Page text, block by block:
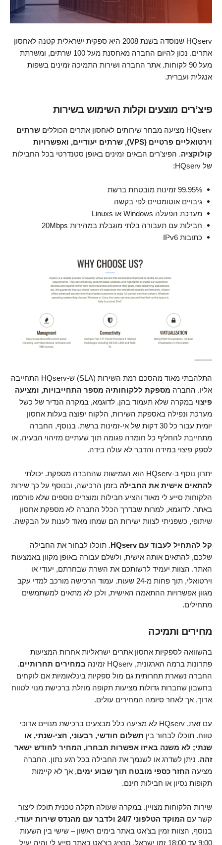
HQserv שנוסדה בשנת 2008 היא ספקית ישראלית קטנה לאחסון
אתרים. נכון להיום החברה מאחסנת מעל 100 שרתים, ומשרתת
מעל 90 לקוחות. אתר החברה ושירות התמיכה זמינים בשפות
אנגלית ועברית.
פיצ’רים מוצעים וקלות השימוש בשירות
HQserv מציעה מבחר שירותים לאחסון אתרים הכוללים
שרתים
וירטואליים פרטיים (VPS), שרתים יעודיים, ואפשרויות
קולוקציה. הפיצ’רים הבאים זמינים באופן סטנדרטי בכל החבילות
של HQserv:
99.95% זמינות מובטחת ברשת
גיבויים אוטומטיים לפי בקשה
מערכת הפעלה Windows או Linuxs
חבילות עם תעבורה בלתי מוגבלת במהירות 20Mbps
כתובות IPv6
התלהבתי מאוד מהסכם רמת השירות (SLA) ש-HQserv התחייבה
אליו. החברה מספקת ללקוחותיה מספר התחייבויות, ומציעה
פיצוי במקרה שלא תעמוד בהן. לדוגמא, במקרה הנדיר של כשל
מערכת ונפילה באספקת השירות, הלקוח יפוצה בעלות אחסון
יומית עבור כל 30 דקות של אי-זמינות ברשת. בנוסף, החברה
מתחייבת להחליף כל חומרה פגומה תוך שעתיים מזיהוי הבעיה, או
לספק פיצוי במידה והדבר לא עולה בידה.
יתרון נוסף ב-HQserv הוא הגמישות שהחברה מספקת. יכולתי
להתאים אישית את החבילה בזמן הרכישה, ובנוסף על כך שירות
הלקוחות סייע לי מאוד והציע חבילות ומוצרים נוספים שלא פורסמו
באתר. לדוגמא, למרות שבדרך הכלל החברה לא מספקת אחסון
שיתופי, כשפניתי לצוות ישירות הם שמחו מאוד לענות על הבקשה.
קל להתחיל לעבוד עם HQserv
. תוכלו לבחור את החבילה
שלכם, להתאים אותה אישית, ולשלם עבורה באופן מקוון באמצעות
האתר. הצוות יעמיד לרשותכם את השרת שבחרתם, יעודי או
וירטואלי, תוך פחות מ-24 שעות. עמוד הרכישה מורכב למדי עקב
מגוון אפשרויות ההתאמה האישית, ולכן לא מתאים למשתמשים
מתחילים.
מחירים ותמיכה
בהשוואה לספקיות אחסון אתרים ישראליות אחרות המציעות
פתרונות ברמה הארגונית, HQserv זמינה
במחירים תחרותיים.
החברה נשארת תחרותית גם מול ספקיות בינלאומיות אם לוקחים
בחשבון שחברות גדולות מציעות תקופה מוזלת ברכישת מנוי לטווח
ארוך, אך לאחר סיומה המחירים עולים.
עם זאת, HQserv לא מציעה כלל מבצעים ברכישת מנויים ארוכי
טווח. תוכלו לבחור בין תשלום חודשי, רבעוני, חצי-שנתי, או
שנתי; לא משנה באיזו אפשרות תבחרו, המחיר לחודש ישאר
זהה. ניתן לשדרג או לשנמך את החבילה בכל רגע נתון. החברה
מציעה החזר כספי מובטח תוך שבוע ימים, אך לא קיימות
תקופות נסיון או חבילות חינם.
שירות הלקוחות מצויין. במקרה שעולה תקלה טכנית תוכלו ליצור
קשר עם המוקד הטלפוני 24/7 ולדבר עם מהנדס שירות יעודי
.
בנוסף, הצוות זמין בצ’אט באתר בימים ראשון – שישי בין השעות
9:00 עד 18:00 זמן ישראל. הנציג בצ’אט באתר סייע לי והיה יעיל